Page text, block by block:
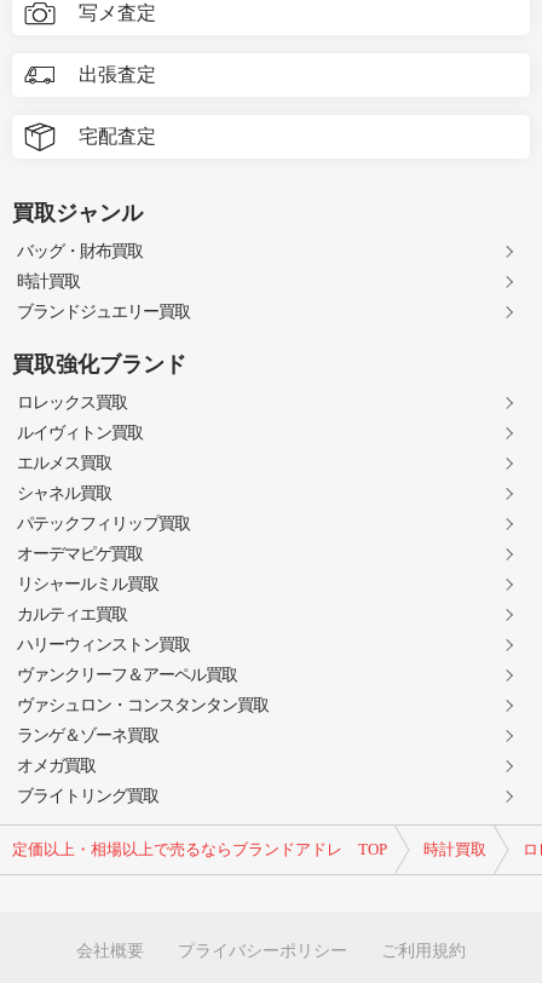
定価以上・相場以上で売るならブランドアドレ TOP 時計買取
写メ査定
出張査定
宅配査定
買取ジャンル
バッグ・財布買取
時計買取
ブランドジュエリー買取
買取強化ブランド
ロレックス買取
ルイヴィトン買取
エルメス買取
シャネル買取
パテックフィリップ買取
オーデマピゲ買取
リシャールミル買取
カルティエ買取
ハリーウィンストン買取
ヴァンクリーフ＆アーペル買取
ヴァシュロン・コンスタンタン買取
ランゲ＆ゾーネ買取
オメガ買取
ブライトリング買取
会社概要 プライバシーポリシー ご利用規約